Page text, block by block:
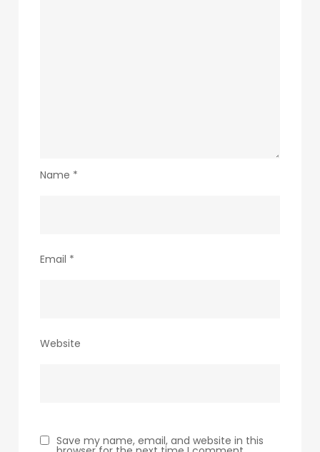
Name *
Email *
Website
Save my name, email, and website in this